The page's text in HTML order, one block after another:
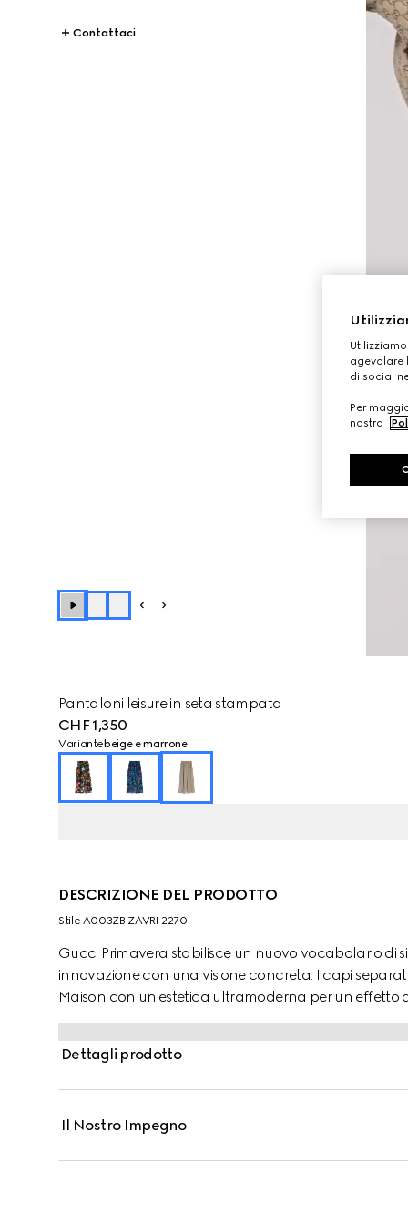
Contattaci
Pantaloni leisure in seta stampata
CHF 1,350
Variante beige e marrone
DESCRIZIONE DEL PRODOTTO
Stile ‎A003ZB ZAVRI 2270
Gucci Primavera stabilisce un nuovo vocabolario di
innovazione con una visione concreta. I capi
Maison con un'estetica ultramoderna per un effetto
questi pantaloni leisure sono caratterizzati da una
Dettagli prodotto
Il Nostro Impegno
agevolare
di social
Per
nostra